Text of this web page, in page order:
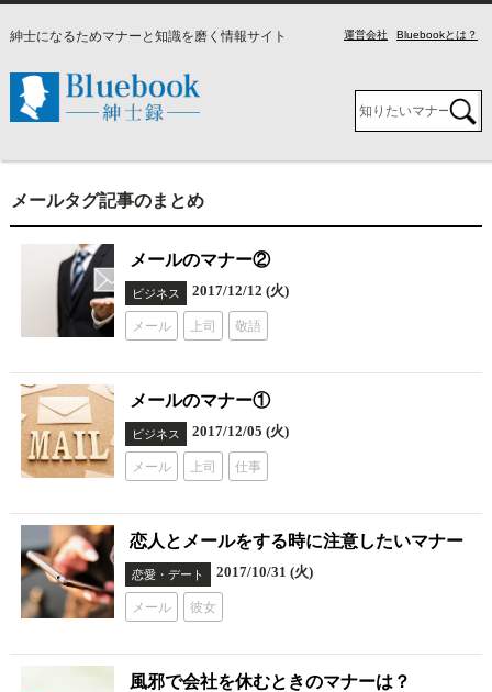
紳士になるためマナーと知識を磨く情報サイト Bluebookとは？
運営会社
メールタグ記事のまとめ
メールのマナー②
ビジネス 2017/12/12 (火)
メール 上司 敬語
メールのマナー①
ビジネス 2017/12/05 (火)
メール 上司 仕事
恋人とメールをする時に注意したいマナー
恋愛・デート 2017/10/31 (火)
メール 彼女
風邪で会社を休むときのマナーは？